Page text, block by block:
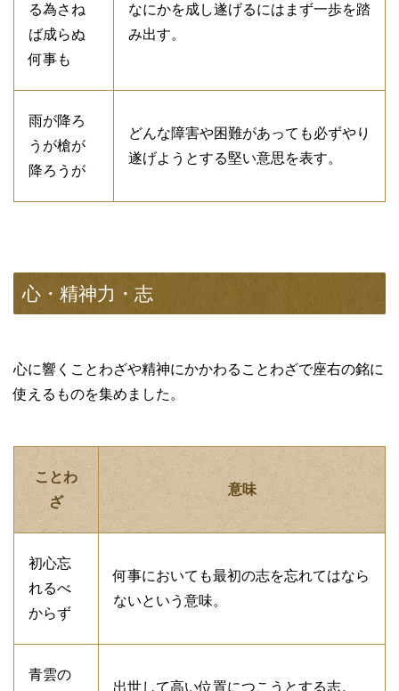
る為さね
ば成らぬ
何事も
なにかを成し遂げるにはまず一歩を踏
み出す。
雨が降ろ
うが槍が
降ろうが
どんな障害や困難があっても必ずやり
遂げようとする堅い意思を表す。
心・精神力・志
心に響くことわざや精神にかかわることわざで座右の銘に
使えるものを集めました。
ことわ
ざ
意味
初心忘
れるべ
からず
何事においても最初の志を忘れてはなら
ないという意味。
青雲の
出世して高い位置につこうとする志。